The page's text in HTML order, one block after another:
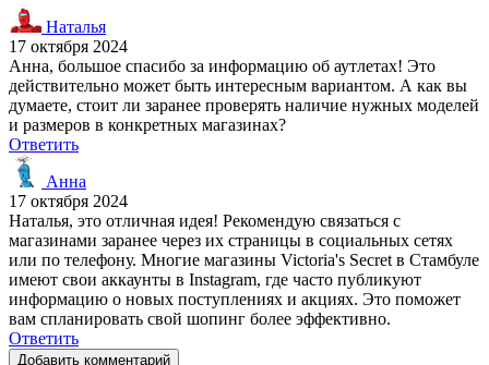
Наталья
17 октября 2024
Анна, большое спасибо за информацию об аутлетах! Это
действительно может быть интересным вариантом. А как вы
думаете, стоит ли заранее проверять наличие нужных моделей
и размеров в конкретных магазинах?
Ответить
Анна
17 октября 2024
Наталья, это отличная идея! Рекомендую связаться с
магазинами заранее через их страницы в социальных сетях
или по телефону. Многие магазины Victoria's Secret в Стамбуле
имеют свои аккаунты в Instagram, где часто публикуют
информацию о новых поступлениях и акциях. Это поможет
вам спланировать свой шопинг более эффективно.
Ответить
Добавить комментарий